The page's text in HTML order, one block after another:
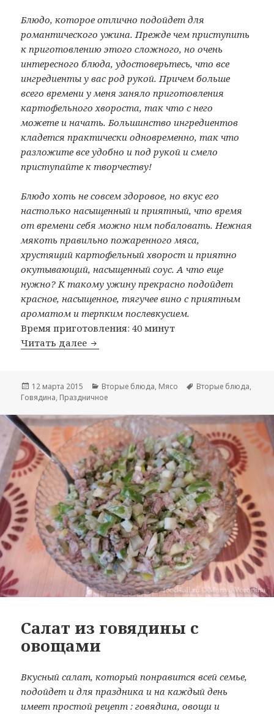
Блюдо, которое отлично подойдет для
романтического ужина. Прежде чем приступить
к приготовлению этого сложного, но очень
интересного блюда, удостоверьтесь, что все
ингредиенты у вас род рукой. Причем больше
всего времени у меня заняло приготовления
картофельного хвороста, так что с него
можете и начать. Большинство ингредиентов
кладется практически одновременно, так что
разложите все удобно и под рукой и смело
приступайте к творчеству!
Блюдо хоть не совсем здоровое, но вкус его
настолько насыщенный и приятный, что время
от времени себя можно ним побаловать. Нежная
мякоть правильно пожаренного мяса,
хрустящий картофельный хворост и приятно
окутывающий, насыщенный соус. А что еще
нужно? К такому ужину прекрасно подойдет
красное, насыщенное, тягучее вино с приятным
ароматом и терпким послевкусием.
Время приготовления: 40 минут
Читать далее Турнедо из говядины с соусом из
Опубликовано
12 марта 2015 Рубрики
Вторые блюда, Мясо Метки
Вторые блюда,
Говядина, Праздничное
Салат из говядины с
овощами
Вкусный салат, который понравится всей семье,
подойдет и для праздника и на каждый день
имеет простой рецепт : говядина, овощи и